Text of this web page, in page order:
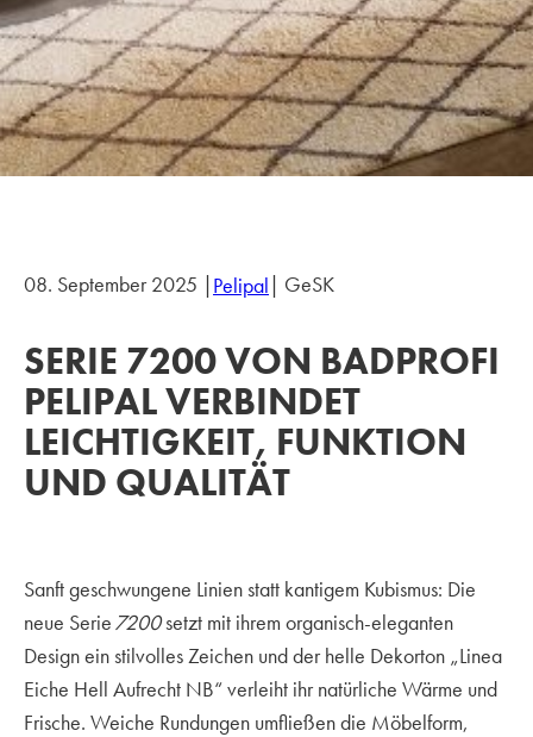
08. September 2025 |Pelipal| GeSK
SERIE 7200 VON BADPROFI
PELIPAL VERBINDET
LEICHTIGKEIT, FUNKTION
UND QUALITÄT
Sanft geschwungene Linien statt kantigem Kubismus: Die
neue Serie7200setzt mit ihrem organisch-eleganten
Design ein stilvolles Zeichen und der helle Dekorton „Linea
Eiche Hell Aufrecht NB“ verleiht ihr natürliche Wärme und
Frische. Weiche Rundungen umfließen die Möbelform,